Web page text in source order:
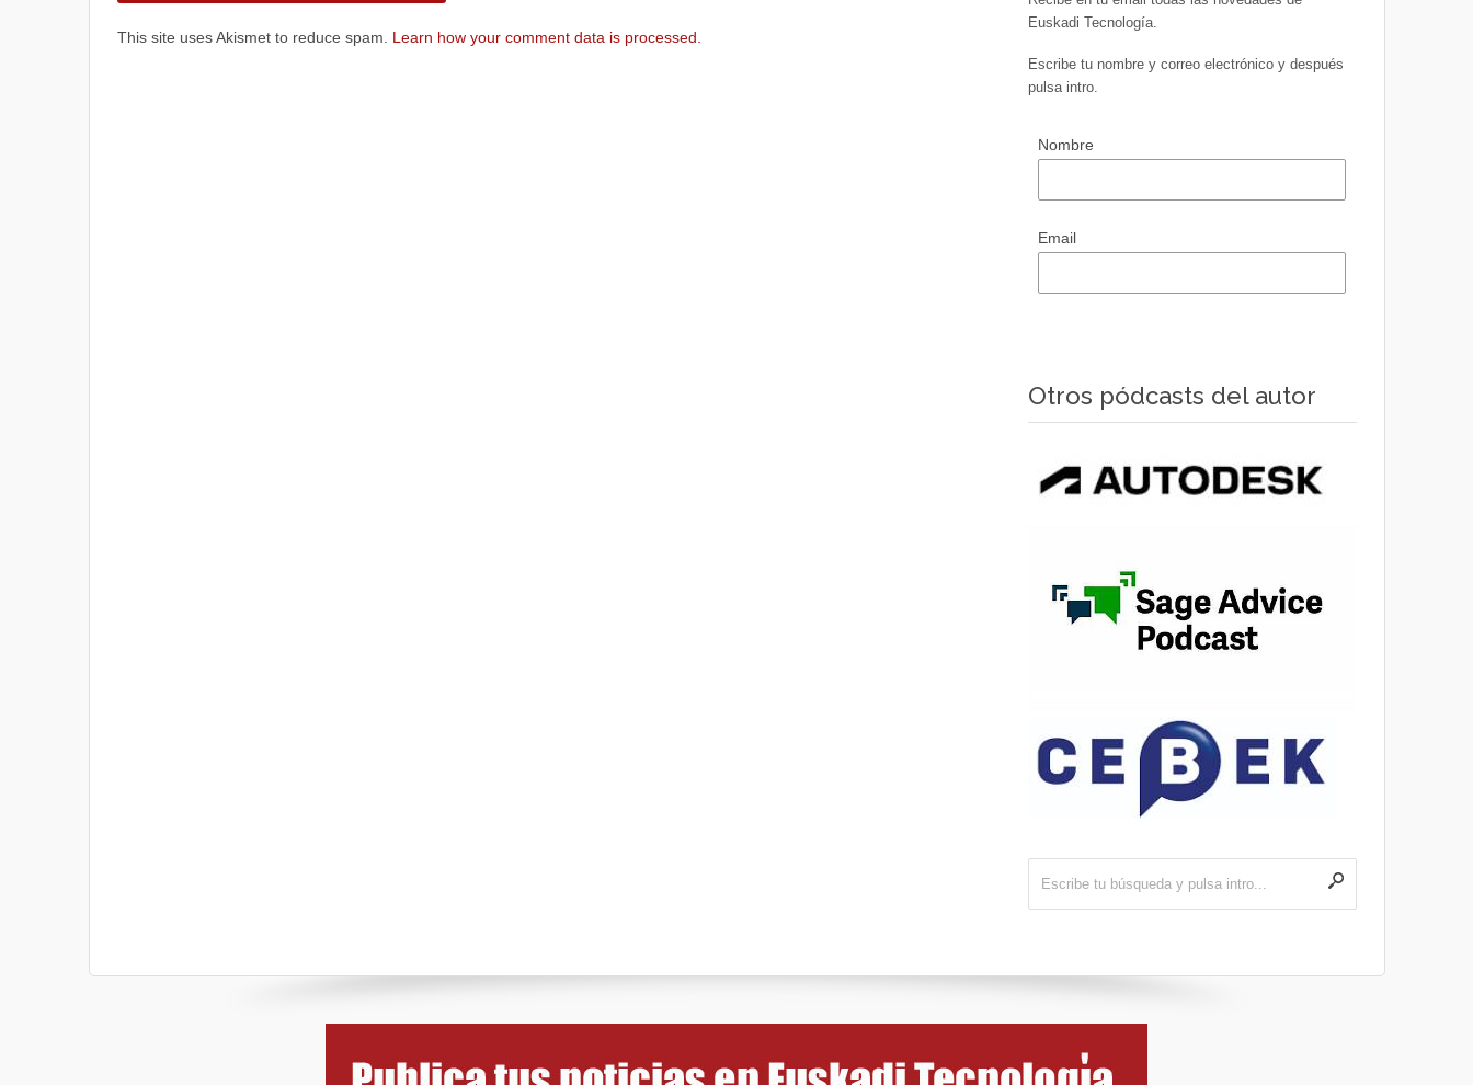
This site uses Akismet to reduce spam. Learn how your comment data is processed.
Euskadi Tecnología.
Escribe tu nombre y correo electrónico y después
pulsa intro.
Nombre
Email
Otros pódcasts del autor